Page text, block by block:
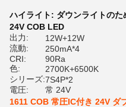
ハイライト: ダウンライトの
24V COB LED
出力:
12W+12W
流動:
250mA*4
CRI:
90Ra
色:
2700K+6500K
シリーズ:7S4P*2
電圧:
常 24V
1611 COB 常圧IC付き 24V ダ